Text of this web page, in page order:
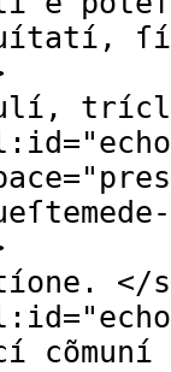
ſí
="
="
</s
="